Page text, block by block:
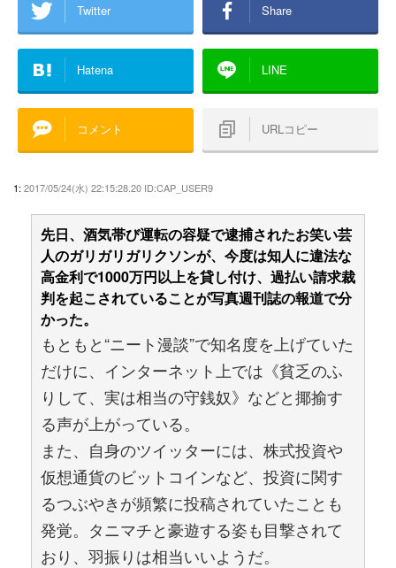
Twitter Share
Hatena LINE
コメント URLコピー
1: 2017/05/24(水) 22:15:28.20 ID:CAP_USER9
先日、酒気帯び運転の容疑で逮捕されたお笑い芸
人のガリガリガリクソンが、今度は知人に違法な
高金利で1000万円以上を貸し付け、過払い請求裁
判を起こされていることが写真週刊誌の報道で分
かった。
もともと“ニート漫談”で知名度を上げていた
だけに、インターネット上では《貧乏のふ
りして、実は相当の守銭奴》などと揶揄す
る声が上がっている。
また、自身のツイッターには、株式投資や
仮想通貨のビットコインなど、投資に関す
るつぶやきが頻繁に投稿されていたことも
発覚。タニマチと豪遊する姿も目撃されて
おり、羽振りは相当いいようだ。